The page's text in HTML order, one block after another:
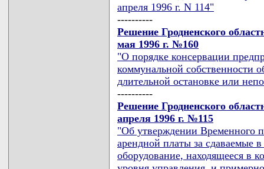
апреля 1996 г. N 114"
----------
Решение Гродненского
мая 1996 г. №160
"О порядке консервации
коммунальной собственности
длительной остановке или
----------
Решение Гродненского
апреля 1996 г. №115
"Об утверждении Временного
арендной платы за сдаваемые
оборудование, находящееся в